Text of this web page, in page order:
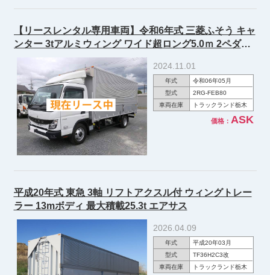
【リースレンタル専用車両】令和6年式 三菱ふそう キャ
ンター 3tアルミウィング ワイド超ロング5.0ｍ 2ペダル
ラッシングレール2段 150馬力
2024.11.01
年式
令和06年05月
型式
2RG-FEB80
車両在庫
トラックランド栃木
価格： ASK
平成20年式 東急 3軸 リフトアクスル付 ウィングトレー
ラー 13mボディ 最大積載25.3t エアサス
2026.04.09
年式
平成20年03月
型式
TF36H2C3改
車両在庫
トラックランド栃木